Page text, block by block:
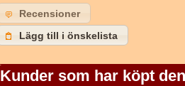
Recensioner
Lägg till i önskelista
Kunder som har köpt